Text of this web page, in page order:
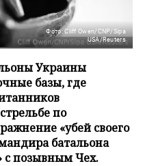
Фото: Cliff Owen/CNP/Sipa
USA/Reuters
Украины
базы, где
по
«убей своего
батальона
с позывным Чех.